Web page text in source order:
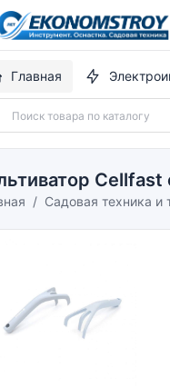
Главная
Cellfast
Садовая техника